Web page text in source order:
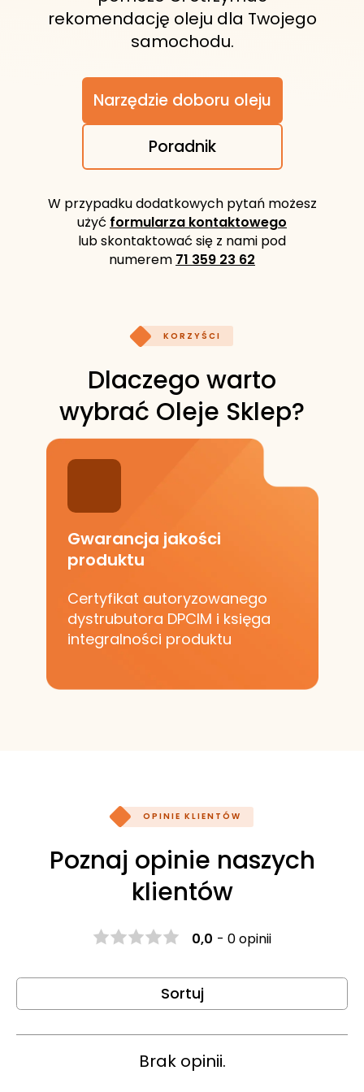
rekomendację oleju dla Twojego
samochodu.
Narzędzie doboru oleju
Poradnik
W przypadku dodatkowych pytań możesz
użyć formularza kontaktowego
lub skontaktować się z nami pod
numerem 71 359 23 62
KORZYŚCI
Dlaczego warto
wybrać Oleje Sklep?
Gwarancja jakości
produktu
Certyfikat autoryzowanego
dystrubutora DPCIM i księga
integralności produktu
OPINIE KLIENTÓW
Poznaj opinie naszych
klientów
0,0 -0 opinii
Sortuj
Brak opinii.